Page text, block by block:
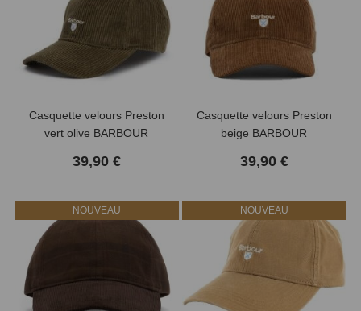
Casquette velours Preston
vert olive BARBOUR
39,90 €
Casquette velours Preston
beige BARBOUR
39,90 €
NOUVEAU NOUVEAU